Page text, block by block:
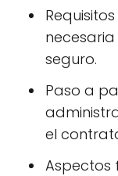
seguro.
Paso a
el
Aspectos